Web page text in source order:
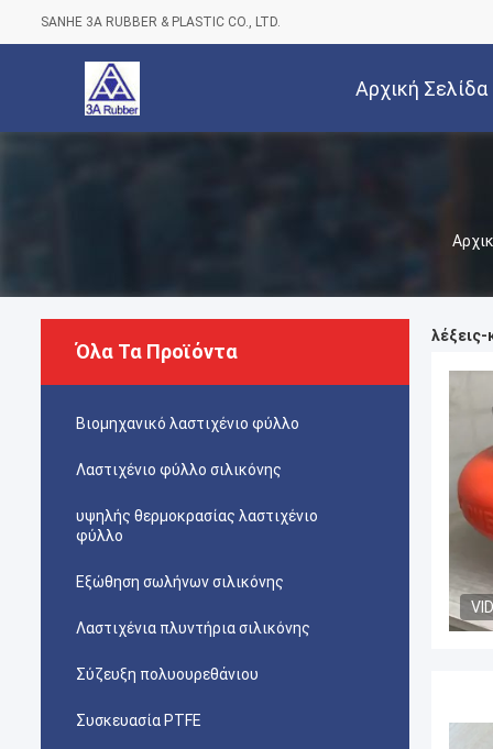
SANHE 3A RUBBER & PLASTIC CO., LTD.
Αρχική Σελίδα
Όλα Τα Προϊόντα
Βιομηχανικό λαστιχένιο φύλλο
Λαστιχένιο φύλλο σιλικόνης
υψηλής θερμοκρασίας λαστιχένιο
φύλλο
Εξώθηση σωλήνων σιλικόνης
Λαστιχένια πλυντήρια σιλικόνης
Σύζευξη πολυουρεθάνιου
Συσκευασία PTFE